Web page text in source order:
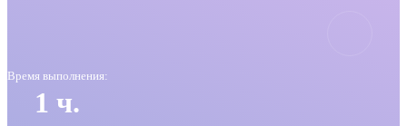
Время выполнения:
1 ч.